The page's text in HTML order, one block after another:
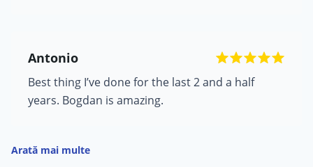
Antonio
Best thing I’ve done for the last 2 and a half
years. Bogdan is amazing.
Arată mai multe